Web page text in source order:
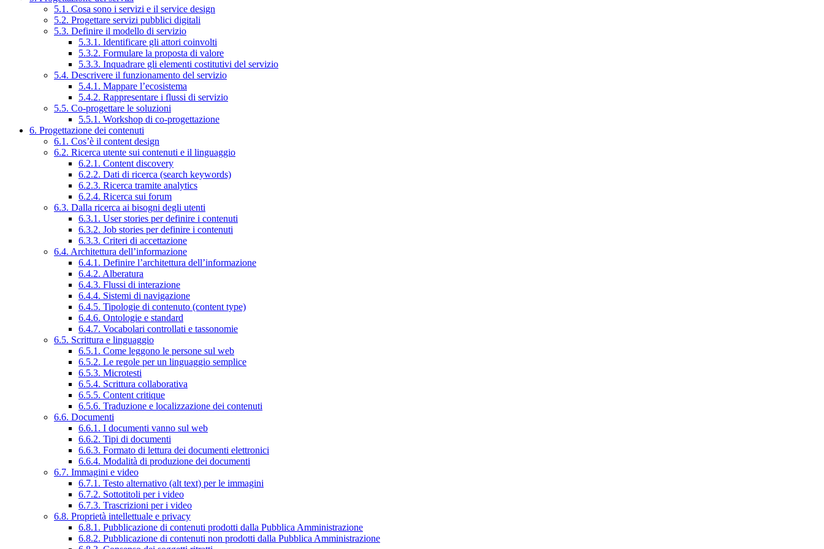
5.1. Cosa sono i servizi e il service design
5.2. Progettare servizi pubblici digitali
5.3. Definire il modello di servizio
5.3.1. Identificare gli attori coinvolti
5.3.2. Formulare la proposta di valore
5.3.3. Inquadrare gli elementi costitutivi del servizio
5.4. Descrivere il funzionamento del servizio
5.4.1. Mappare l’ecosistema
5.4.2. Rappresentare i flussi di servizio
5.5. Co-progettare le soluzioni
5.5.1. Workshop di co-progettazione
6. Progettazione dei contenuti
6.1. Cos’è il content design
6.2. Ricerca utente sui contenuti e il linguaggio
6.2.1. Content discovery
6.2.2. Dati di ricerca (search keywords)
6.2.3. Ricerca tramite analytics
6.2.4. Ricerca sui forum
6.3. Dalla ricerca ai bisogni degli utenti
6.3.1. User stories per definire i contenuti
6.3.2. Job stories per definire i contenuti
6.3.3. Criteri di accettazione
6.4. Architettura dell’informazione
6.4.1. Definire l’architettura dell’informazione
6.4.2. Alberatura
6.4.3. Flussi di interazione
6.4.4. Sistemi di navigazione
6.4.5. Tipologie di contenuto (content type)
6.4.6. Ontologie e standard
6.4.7. Vocabolari controllati e tassonomie
6.5. Scrittura e linguaggio
6.5.1. Come leggono le persone sul web
6.5.2. Le regole per un linguaggio semplice
6.5.3. Microtesti
6.5.4. Scrittura collaborativa
6.5.5. Content critique
6.5.6. Traduzione e localizzazione dei contenuti
6.6. Documenti
6.6.1. I documenti vanno sul web
6.6.2. Tipi di documenti
6.6.3. Formato di lettura dei documenti elettronici
6.6.4. Modalità di produzione dei documenti
6.7. Immagini e video
6.7.1. Testo alternativo (alt text) per le immagini
6.7.2. Sottotitoli per i video
6.7.3. Trascrizioni per i video
6.8. Proprietà intellettuale e privacy
6.8.1. Pubblicazione di contenuti prodotti dalla Pubblica Amministrazione
6.8.2. Pubblicazione di contenuti non prodotti dalla Pubblica Amministrazione